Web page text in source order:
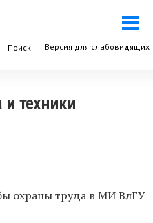
Поиск
техники
охраны труда в МИ ВлГУ